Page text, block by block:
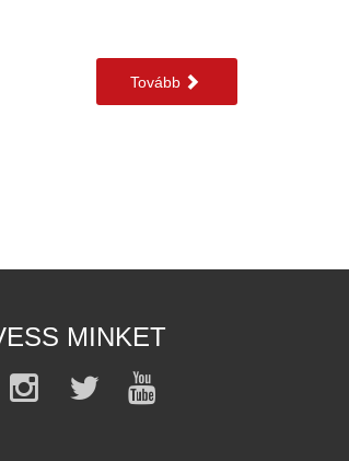
Tovább
MINKET